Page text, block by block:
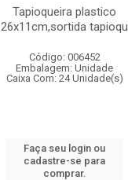
Tapioqueira plastico
26x11cm,sortida tapioqu
Código: 006452
Embalagem: Unidade
Caixa Com: 24 Unidade(s)
Faça seu login ou
cadastre-se para
comprar.